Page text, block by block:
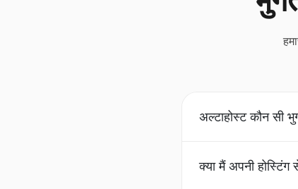
अल्टाहोस्ट कौन सी
क्या मैं अपनी